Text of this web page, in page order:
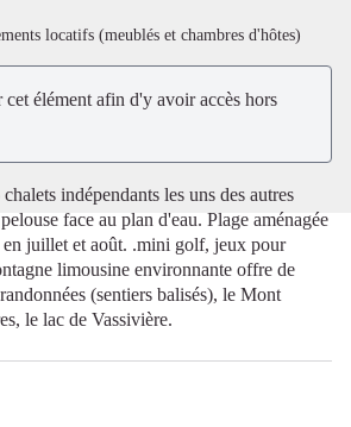
Voir l'image en plein écran
locatifs (meublés et chambres d'hôtes)
cet élément afin d'y avoir accès hors
indépendants les uns des autres
face au plan d'eau. Plage aménagée
en juillet et août. .mini golf, jeux pour
limousine environnante offre de
(sentiers balisés), le Mont
le lac de Vassivière.